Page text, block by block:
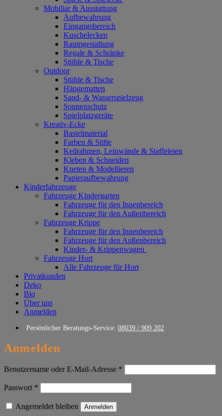
Mobiliar & Ausstattung
Aufbewahrung
Eingangsbereich
Kuschelecken
Raumgestaltung
Regale & Schränke
Stühle & Tische
Outdoor
Stühle & Tische
Hängematten
Sand- & Wasserspielzeug
Sonnenschutz
Spielplatzgeräte
Kreativ-Ecke
Bastelmaterial
Farben & Stifte
Keilrahmen, Leinwände & Staffeleien
Kleben & Schneiden
Kneten & Modellieren
Papieraufbewahrung
Kinderfahrzeuge
Fahrzeuge Kindergarten
Fahrzeuge für den Innenbereich
Fahrzeuge für den Außenbereich
Fahrzeuge Krippe
Fahrzeuge für den Innenbereich
Fahrzeuge für den Außenbereich
Kinder- & Krippenwagen
Fahrzeuge Hort
Alle Fahrzeuge für Hort
Privatkunden
Deko
Bio
Über uns
Anmelden
Persönlicher Beratungs-Service: 08039 / 909 202
Anmelden
Benutzername oder E-Mail-Adresse *
Passwort *
Angemeldet bleiben Anmelden